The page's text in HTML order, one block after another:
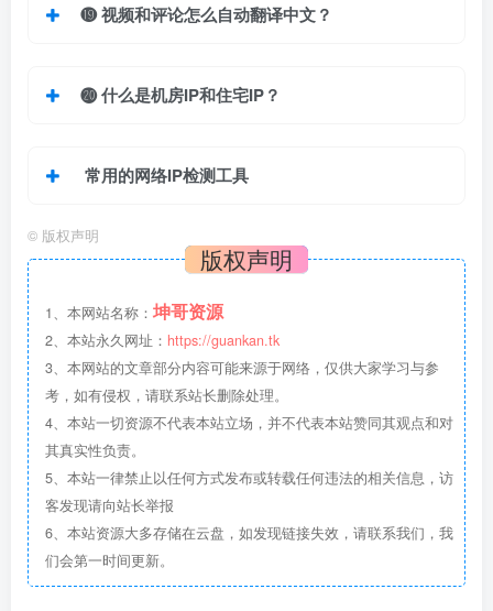
⓳视频和评论怎么自动翻译中文？
⓴什么是机房IP和住宅IP？
常用的网络IP检测工具
© 版权声明
版权声明
1、本网站名称： 坤哥资源
2、本站永久网址： https://guankan.tk
3、本网站的文章部分内容可能来源于网络，仅供大家学习与参
考，如有侵权，请联系站长删除处理。
4、本站一切资源不代表本站立场，并不代表本站赞同其观点和对
其真实性负责。
5、本站一律禁止以任何方式发布或转载任何违法的相关信息，访
客发现请向站长举报
6、本站资源大多存储在云盘，如发现链接失效，请联系我们，我
们会第一时间更新。